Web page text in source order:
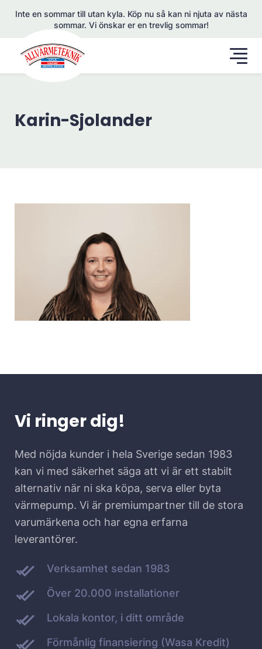
Inte en sommar till utan kyla. Köp nu så kan ni njuta av nästa
sommar. Vi önskar er en trevlig sommar!
Karin-Sjolander
Vi ringer dig!
Med nöjda kunder i hela Sverige sedan 1983
kan vi med säkerhet säga att vi är ett stabilt
alternativ när ni ska köpa, serva eller byta
värmepump. Vi är premiumpartner till de stora
varumärkena och har egna erfarna
leverantörer.
Verksamhet sedan 1983
Över 20.000 installationer
Lokala kontor, i ditt område
Förmånlig finansiering (Wasa Kredit)